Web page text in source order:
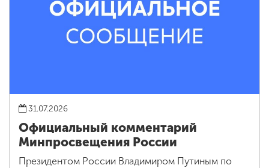
31.07.2026
Официальный комментарий
Минпросвещения России
Президентом России Владимиром Путиным по